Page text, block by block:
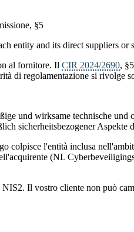
§5
entity and its direct suppliers or
al fornitore. Il CIR 2024/2690,
di regolamentazione si rivolge
und wirksame technische und
sicherheitsbezogener Aspekte
colpisce l'entità inclusa
(NL
Il vostro cliente non può